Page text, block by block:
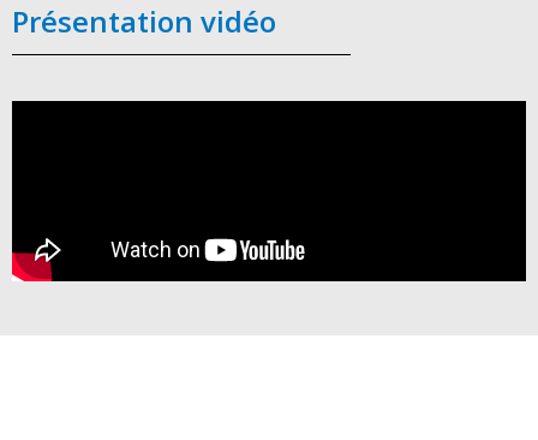
Présentation vidéo